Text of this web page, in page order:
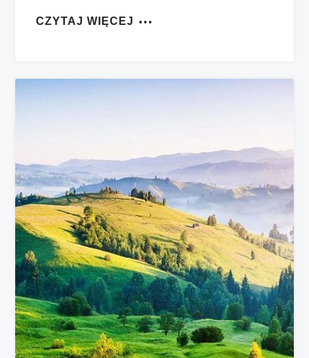
CZYTAJ WIĘCEJ